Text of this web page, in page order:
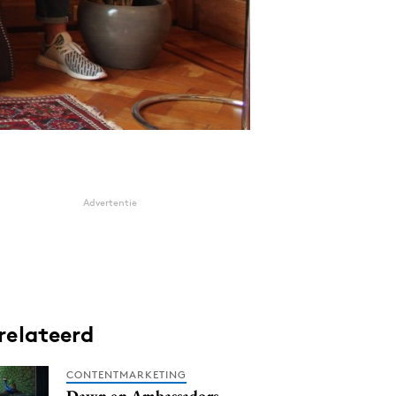
Advertentie
CONTENTMARKETING